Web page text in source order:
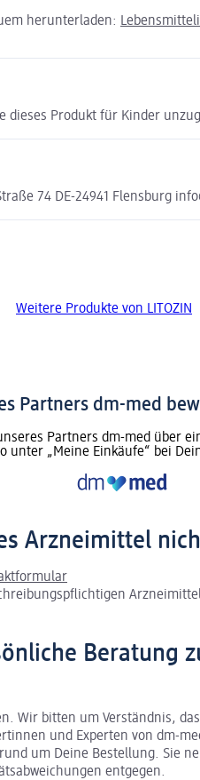
herunterladen:
dieses Produkt für Kinder
74 DE-24941 Flensburg
Weitere Produkte von LITOZIN
Partners dm-med
Partners dm-med über
unter „Meine Einkäufe“ bei
Arzneimittel
Beratung
Wir bitten um Verständnis,
und Experten von dm-
um Deine Bestellung. Sie
entgegen.